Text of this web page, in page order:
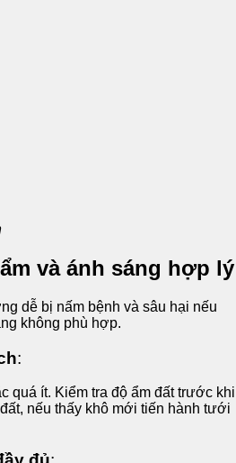
và ánh sáng hợp lý
dễ bị nấm bệnh và sâu hại nếu
không phù hợp.
:
quá ít. Kiểm tra độ ẩm đất trước khi
nếu thấy khô mới tiến hành tưới